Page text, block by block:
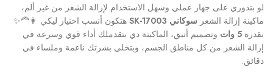
لو بتدوري على جهاز عملي وسهل الاستخدام لإزالة الشعر من غير ألم،
ماكينة إزالة الشعر سوكاني SK-17003
هتكون أنسب اختيار ليكي 👩‍🦰✨
بقدرة5 وات
وتصميم أنيق، الماكينة دي بتقدملك أداء قوي وسرعة في
إزالة الشعر من كل مناطق الجسم، وبتخلي بشرتك ناعمة وملساء في
دقائق.